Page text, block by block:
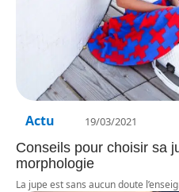
Actu 19/03/2021
Conseils pour choisir sa
morphologie
La jupe est sans aucun doute